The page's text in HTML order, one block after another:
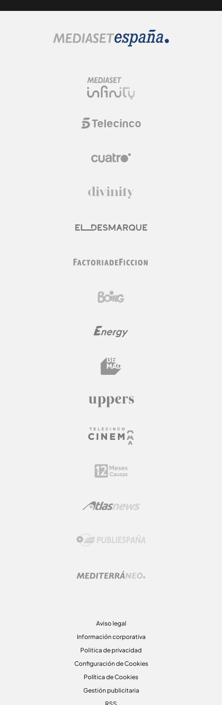
Aviso legal
Información corporativa
Politica de privacidad
Configuración de Cookies
Política de Cookies
Gestión publicitaria